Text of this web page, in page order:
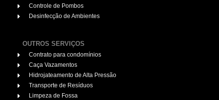
Controle de Pombos
Desinfecção de Ambientes
OUTROS SERVIÇOS
Contrato para condomínios
Caça Vazamentos
Hidrojateamento de Alta Pressão
Transporte de Resíduos
Limpeza de Fossa